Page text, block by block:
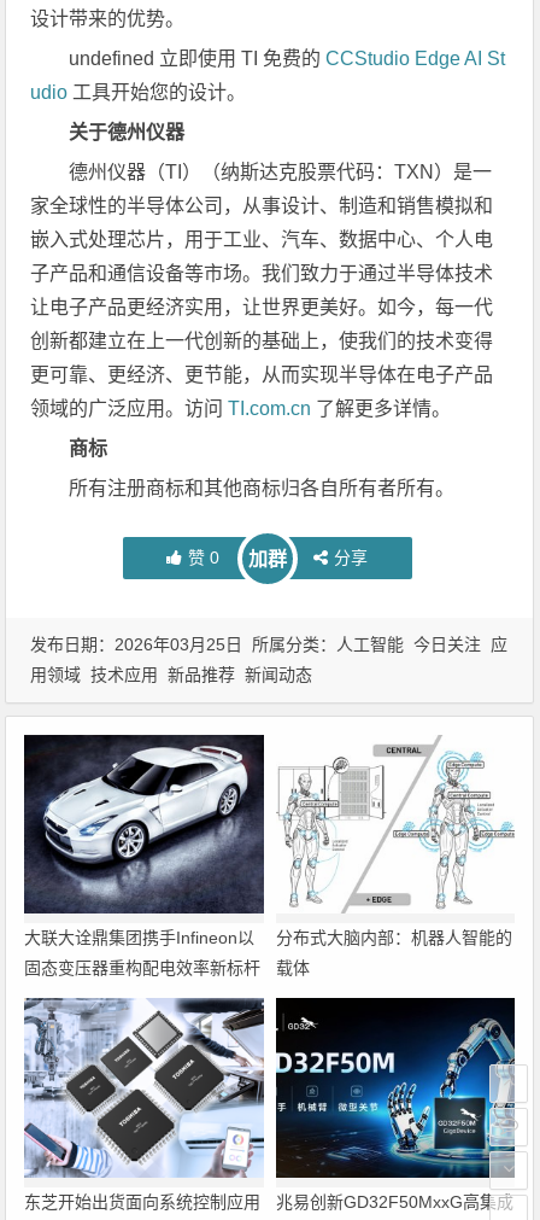
设计带来的优势。
undefined 立即使用 TI 免费的CCStudio Edge AI St
udio 工具开始您的设计。
关于德州仪器
德州仪器（TI）（纳斯达克股票代码：TXN）是一
家全球性的半导体公司，从事设计、制造和销售模拟和
嵌入式处理芯片，用于工业、汽车、数据中心、个人电
子产品和通信设备等市场。我们致力于通过半导体技术
让电子产品更经济实用，让世界更美好。如今，每一代
创新都建立在上一代创新的基础上，使我们的技术变得
更可靠、更经济、更节能，从而实现半导体在电子产品
领域的广泛应用。访问TI.com.cn 了解更多详情。
商标
所有注册商标和其他商标归各自所有者所有。
赞 0 加群 分享
发布日期：2026年03月25日 所属分类： 人工智能 今日关注
应
用领域 技术应用 新品推荐 新闻动态
大联大诠鼎集团携手Infineon以
固态变压器重构配电效率新标杆
分布式大脑内部：机器人智能的
载体
东芝开始出货面向系统控制应用 兆易创新GD32F50MxxG高集成